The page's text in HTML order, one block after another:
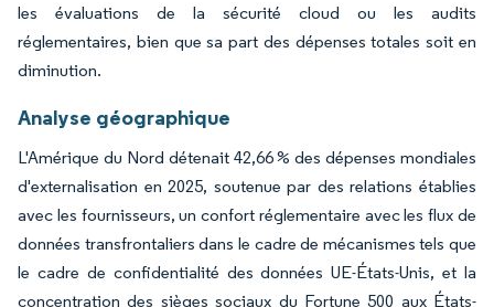
les évaluations de la sécurité cloud ou les audits
réglementaires, bien que sa part des dépenses totales soit en
diminution.
Analyse géographique
L'Amérique du Nord détenait 42,66 % des dépenses mondiales
d'externalisation en 2025, soutenue par des relations établies
avec les fournisseurs, un confort réglementaire avec les flux de
données transfrontaliers dans le cadre de mécanismes tels que
le cadre de confidentialité des données UE-États-Unis, et la
concentration des sièges sociaux du Fortune 500 aux États-